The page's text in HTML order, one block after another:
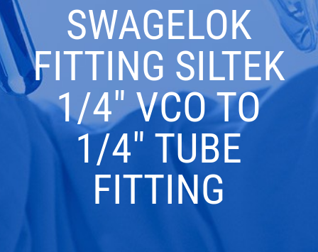
SWAGELOK
FITTING SILTEK
1/4″ VCO TO
1/4″ TUBE
FITTING